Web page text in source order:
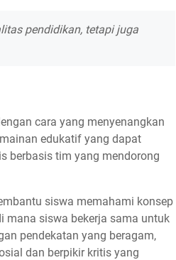
pendidikan, tetapi juga
cara yang menyenangkan
edukatif yang dapat
berbasis tim yang mendorong
siswa memahami konsep
mana siswa bekerja sama untuk
pendekatan yang beragam,
dan berpikir kritis yang